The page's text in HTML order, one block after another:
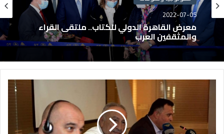
2022-07-05
معرض القاهرة الدولي للكتاب.. ملتقى القراء
والمثقفين العرب